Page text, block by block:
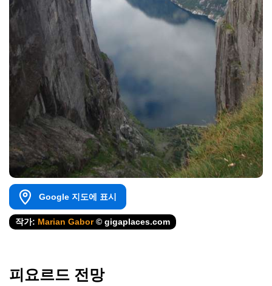
Google 지도에 표시
작가: Marian Gabor© gigaplaces.com
피요르드 전망